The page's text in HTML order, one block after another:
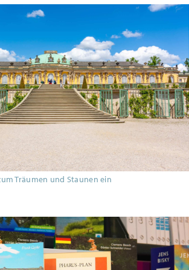
Träumen und Staunen ein